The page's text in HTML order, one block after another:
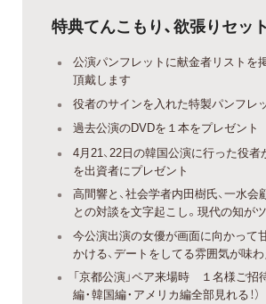
特典てんこもり、欲張りセット
公演パンフレットに献金者リストを
頂戴します
役者のサインを入れた特製パンフレ
過去公演のDVDを１本をプレゼント
4月21、22日の韓国公演に行った役
を出資者にプレゼント
高間響と、社会学者内田樹氏、一水会
との対談を文字起こし。現代の知が
今公演出演の女優が画面に向かって
かける、デートをしてる雰囲気が味
「京都公演」ペア来場時 １名様ご
編・韓国編・アメリカ編全部見れる！）